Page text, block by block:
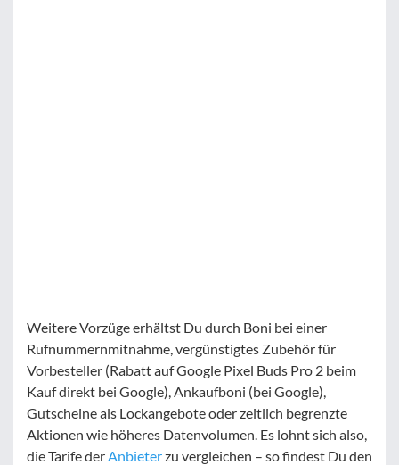
Weitere Vorzüge erhältst Du durch Boni bei einer
Rufnummernmitnahme, vergünstigtes Zubehör für
Vorbesteller (Rabatt auf Google Pixel Buds Pro 2 beim
Kauf direkt bei Google), Ankaufboni (bei Google),
Gutscheine als Lockangebote oder zeitlich begrenzte
Aktionen wie höheres Datenvolumen. Es lohnt sich also,
die Tarife der Anbieterzu vergleichen – so findest Du den